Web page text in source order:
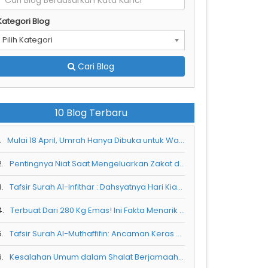
Blog
Pilih Kategori
Cari Blog
10 Blog Terbaru
Mulai 18 April, Umrah Hanya Dibuka untuk Warga Saudi
Pentingnya Niat Saat Mengeluarkan Zakat dan Cara Melakukannya
Tafsir Surah Al-Infithar : Dahsyatnya Hari Kiamat dan Peringatan bagi manusia
Terbuat Dari 280 Kg Emas! Ini Fakta Menarik dan Keistimewaan Pintu Kabah yang Jarang Diketahui
Tafsir Surah Al-Muthaffifin: Ancaman Keras bagi Orang yang Curang dalam Timbangan
Kesalahan Umum dalam Shalat Berjamaah: Mendahului Imam dan Tidak Mengetahui Gerakannya